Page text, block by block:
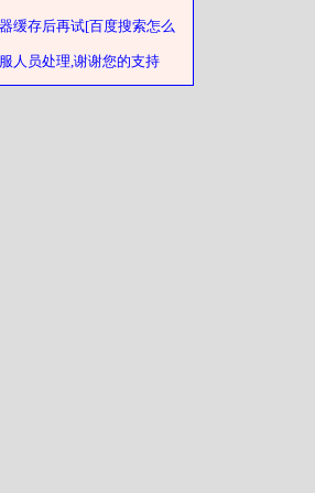
缓存后再试[百度搜索怎么
人员处理,谢谢您的支持